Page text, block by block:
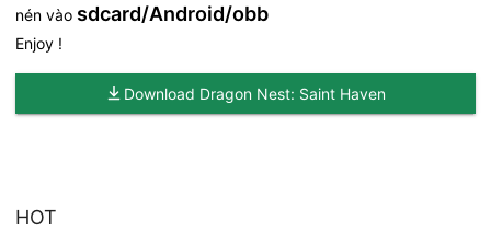
nén vào sdcard/Android/obb
Enjoy !
Download Dragon Nest: Saint Haven
HOT